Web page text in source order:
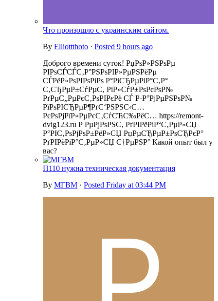
Что произошло с украинским сайтом.
By Elliottthoto · Posted 9 hours ago
Доброго времени суток! РџРѕР»РЅРѕРµ
РІРѕСЃСЃС‚Р°РЅРѕРІР»РµРЅРёРµ
СЃРёР»РѕРІРѕРіРѕ Р°РіСЂРµРіР°С‚Р°
С‚СЂРµР±СѓРµС‚ РіР»СѓР±РѕРєРѕР№
РґРµС„РµРєС‚РѕРІРєРё СЃ Р·Р°РјРµРЅРѕР№
РїРѕРІСЂРµР¶РґС‘РЅРЅС‹С…
РєРѕРјРїР»РµРєС‚СѓСЋС‰РёС… https://remont-
dvig123.ru Р РµРјРѕРЅС‚ РґРІРёРіР°С‚РµР»СЏ
Р°РІС‚РѕРјРѕР±РёР»СЏ РџРµСЂРµР±РѕСЂРєР°
РґРІРёРіР°С‚РµР»СЏ С†РµРЅР° Какой опыт был у
вас?
П110 нужна техническая документация
By МГВМ · Posted Friday at 03:44 PM